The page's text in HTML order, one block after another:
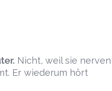
Nicht, weil sie nerven
Er wiederum hört